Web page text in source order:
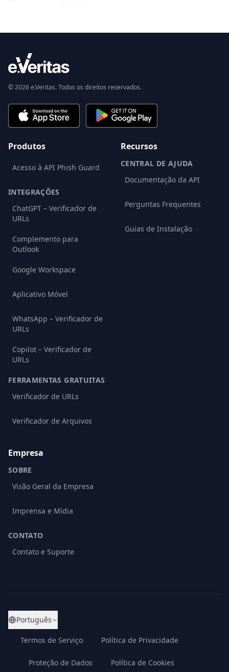
© 2026 e.Veritas. Todos os direitos reservados.
Produtos
Acesso à API Phish Guard
INTEGRAÇÕES
ChatGPT – Verificador de
URLs
Complemento para
Outlook
Google Workspace
Aplicativo Móvel
WhatsApp – Verificador de
URLs
Copilot – Verificador de
URLs
FERRAMENTAS GRATUITAS
Verificador de URLs
Verificador de Arquivos
Recursos
CENTRAL DE AJUDA
Documentação da API
Perguntas Frequentes
Guias de Instalação
Empresa
SOBRE
Visão Geral da Empresa
Imprensa e Mídia
CONTATO
Contato e Suporte
Português
Termos de Serviço Política de Privacidade
Proteção de Dados Política de Cookies